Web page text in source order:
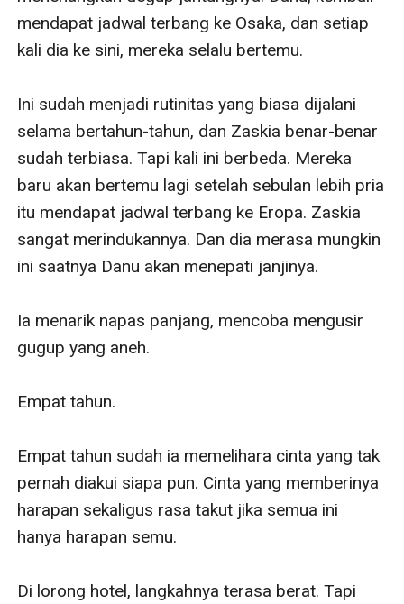
mendapat jadwal terbang ke Osaka, dan setiap
kali dia ke sini, mereka selalu bertemu.
Ini sudah menjadi rutinitas yang biasa dijalani
selama bertahun-tahun, dan Zaskia benar-benar
sudah terbiasa. Tapi kali ini berbeda. Mereka
baru akan bertemu lagi setelah sebulan lebih pria
itu mendapat jadwal terbang ke Eropa. Zaskia
sangat merindukannya. Dan dia merasa mungkin
ini saatnya Danu akan menepati janjinya.
Ia menarik napas panjang, mencoba mengusir
gugup yang aneh.
Empat tahun.
Empat tahun sudah ia memelihara cinta yang tak
pernah diakui siapa pun. Cinta yang memberinya
harapan sekaligus rasa takut jika semua ini
hanya harapan semu.
Di lorong hotel, langkahnya terasa berat. Tapi